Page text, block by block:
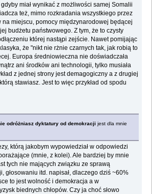
miał wynikać z możliwości samej Somalii
też, mimo rozkradania wszystkiego przez
na miejscu, pomocy międzynarodowej będącej
budżetu państwowego. Z tym, że to czysty
której nastąpi zejście. Nawet pomijając
że "nikt nie rżnie czarnych tak, jak robią to
Europa średniowieczna nie doświadczała
ani środków ani technologii, tylko musiała
z jednej strony jest demagogiczny a z drugiej
stawiasz. Jest to więc przykład od spodu
odróżniasz dyktatury od demokracjijest dla mnie
którą jakobym wypowiedział w odpowiedzi
(mnie, z kolei). Ale bardziej by mnie
tych nie mających związku ze sprawą
głosowaniu itd. napisał, dlaczego dziś ~60%
to jest wolność i demokracja a w
biednych chłopów. Czy ja choć słowo